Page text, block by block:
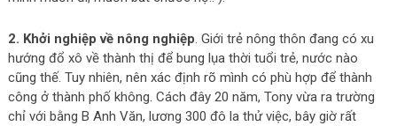
2. Khởi nghiệp về nông nghiệp. Giới trẻ nông thôn đang có xu
hướng đổ xô về thành thị để bung lụa thời tuổi trẻ, nước nào
cũng thế. Tuy nhiên, nên xác định rõ mình có phù hợp để thành
công ở thành phố không. Cách đây 20 năm, Tony vừa ra trường
chỉ với bằng B Anh Văn, lương 300 đô la thử việc, bây giờ rất